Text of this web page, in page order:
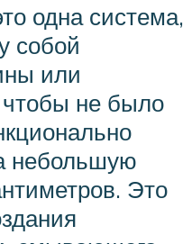
одна система,
собой
или
чтобы не было
небольшую
Это